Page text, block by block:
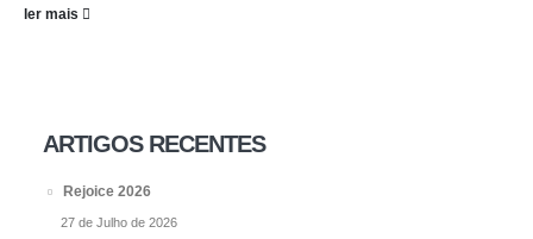
ler mais
ARTIGOS RECENTES
Rejoice 2026
27 de Julho de 2026